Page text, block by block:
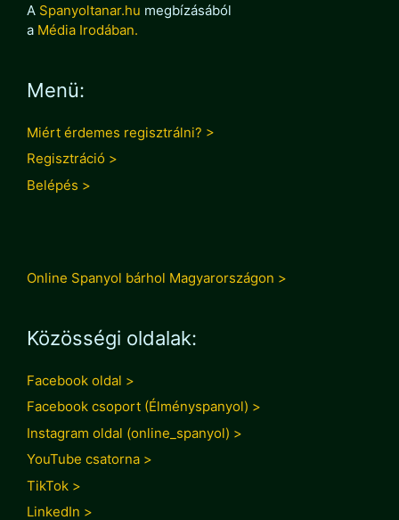
A Spanyoltanar.hu megbízásából
a Média Irodában.
Menü:
Miért érdemes regisztrálni? >
Regisztráció >
Belépés >
Online Spanyol bárhol Magyarországon >
Közösségi oldalak:
Facebook oldal >
Facebook csoport (Élményspanyol) >
Instagram oldal (online_spanyol) >
YouTube csatorna >
TikTok >
LinkedIn >